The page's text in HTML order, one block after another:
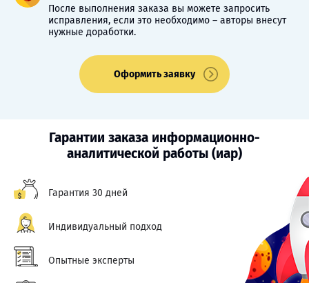
После выполнения заказа вы можете запросить
исправления, если это необходимо – авторы внесут
нужные доработки.
Оформить заявку
Гарантии заказа информационно-
аналитической работы (иар)
Гарантия 30 дней
Индивидуальный подход
Опытные эксперты